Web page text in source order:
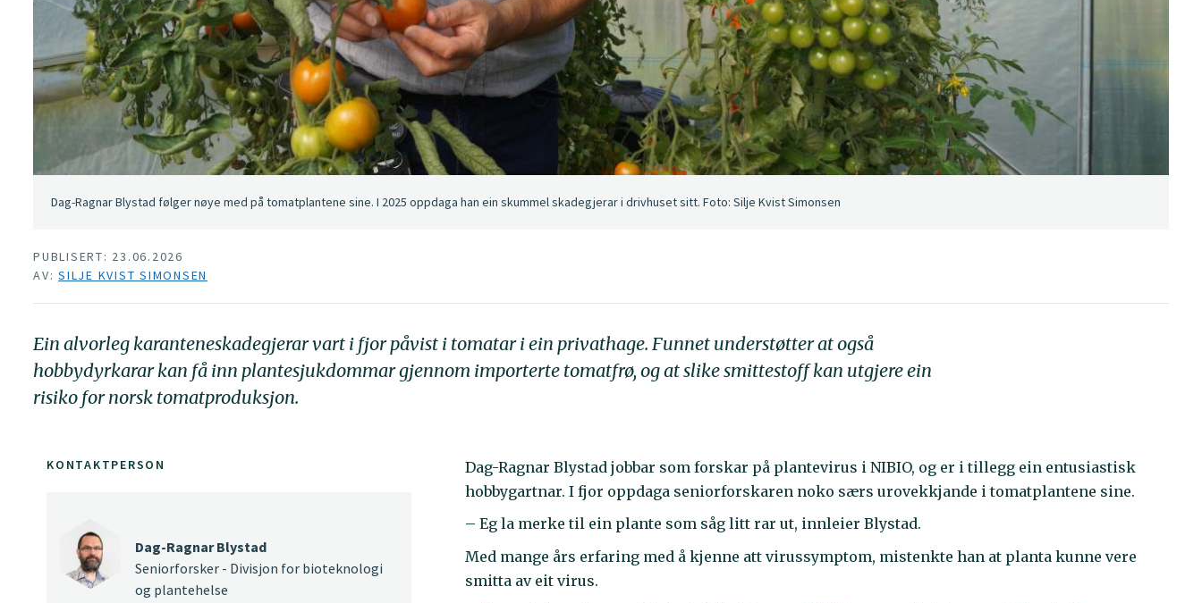
Dag-Ragnar Blystad følger nøye med på tomatplantene sine. I 2025 oppdaga han ein skummel skadegjerar i drivhuset sitt. Foto: Silje Kvist Simonsen
PUBLISERT: 23.06.2026
AV: SILJE KVIST SIMONSEN
Ein alvorleg karanteneskadegjerar vart i fjor påvist i tomatar i ein privathage. Funnet understøtter at også
hobbydyrkarar kan få inn plantesjukdommar gjennom importerte tomatfrø, og at slike smittestoff kan utgjere ein
risiko for norsk tomatproduksjon.
Dag-Ragnar Blystad jobbar som forskar på plantevirus i NIBIO, og er i tillegg ein entusiastisk
hobbygartnar. I fjor oppdaga seniorforskaren noko særs urovekkjande i tomatplantene sine.
– Eg la merke til ein plante som såg litt rar ut, innleier Blystad.
Med mange års erfaring med å kjenne att virussymptom, mistenkte han at planta kunne vere
smitta av eit virus.
KONTAKTPERSON
Dag-Ragnar Blystad
Seniorforsker - Divisjon for bioteknologi
og plantehelse